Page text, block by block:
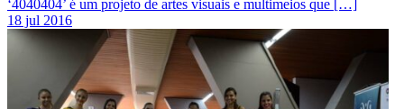
‘4040404’ é um projeto de artes visuais e multimeios que […]
18 jul 2016